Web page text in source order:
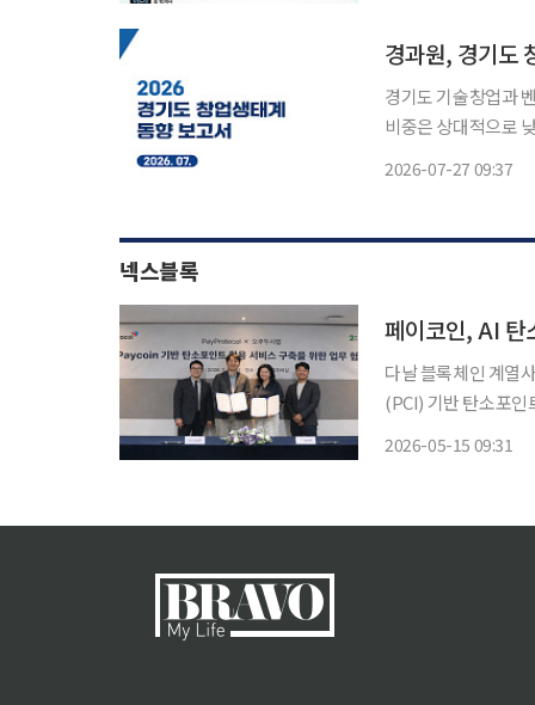
경과원, 경기도
경기도 기술창업과
비중은 상대적으로
2026-07-27 09:37
넥스블록
페이코인, AI 탄
다날 블록체인 계열
(PCI) 기반 탄소포인
2026-05-15 09:31